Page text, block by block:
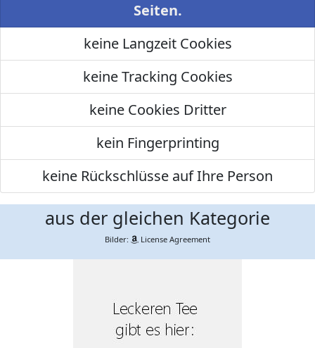
Seiten.
keine Langzeit Cookies
keine Tracking Cookies
keine Cookies Dritter
kein Fingerprinting
keine Rückschlüsse auf Ihre Person
aus der gleichen Kategorie
Bilder: License Agreement